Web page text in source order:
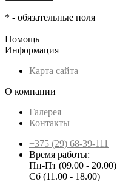
* - обязательные поля
Помощь
Информация
Карта сайта
О компании
Галерея
Контакты
+375 (29) 68-39-111
Время работы:
Пн-Пт (09.00 - 20.00)
Сб (11.00 - 18.00)